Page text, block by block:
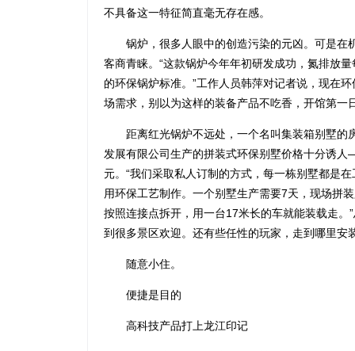
不具备这一特征简直毫无存在感。
锅炉，很多人眼中的创造污染的元凶。可是在
客商青睐。“这款锅炉今年年初研发成功，氮排放
的环保锅炉标准。”工作人员韩萍对记者说，现在
场需求，别以为这样的装备产品不吃香，开馆第一
距离红光锅炉不远处，一个名叫集装箱别墅的
发展有限公司生产的拼装式环保别墅价格十分诱
元。“我们采取私人订制的方式，每一栋别墅都是
用环保工艺制作。一个别墅生产需要7天，现场拼
按照连接点拆开，用一台17米长的车就能装载走
到很多景区欢迎。还有些任性的玩家，走到哪里安
随意小住。
便捷是目的
高科技产品打上龙江印记